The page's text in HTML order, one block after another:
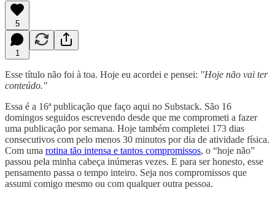
5
1
Esse título não foi à toa. Hoje eu acordei e pensei: "Hoje não vai ter
conteúdo."
Essa é a 16ª publicação que faço aqui no Substack. São 16
domingos seguidos escrevendo desde que me comprometi a fazer
uma publicação por semana. Hoje também completei 173 dias
consecutivos com pelo menos 30 minutos por dia de atividade física.
Com uma rotina tão intensa e tantos compromissos, o “hoje não”
passou pela minha cabeça inúmeras vezes. E para ser honesto, esse
pensamento passa o tempo inteiro. Seja nos compromissos que
assumi comigo mesmo ou com qualquer outra pessoa.